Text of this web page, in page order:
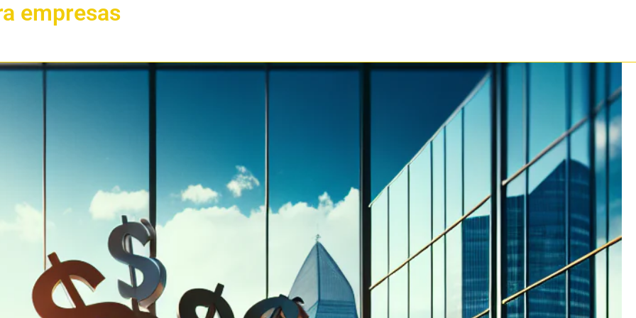
empresas